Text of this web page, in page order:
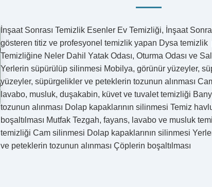
İnşaat Sonrası Temizlik Esenler Ev Temizliği, İnşaat
gösteren titiz ve profesyonel temizlik yapan Dysa
Temizliğine Neler Dahil Yatak Odası, Oturma Odası ve
Yerlerin süpürülüp silinmesi Mobilya, görünür yüzeyler,
yüzeyler, süpürgelikler ve peteklerin tozunun alınması
lavabo, musluk, duşakabin, küvet ve tuvalet temizliği
tozunun alınması Dolap kapaklarının silinmesi Temiz
boşaltılması Mutfak Tezgah, fayans, lavabo ve musluk
temizliği Cam silinmesi Dolap kapaklarının silinmesi
ve peteklerin tozunun alınması Çöplerin boşaltılması